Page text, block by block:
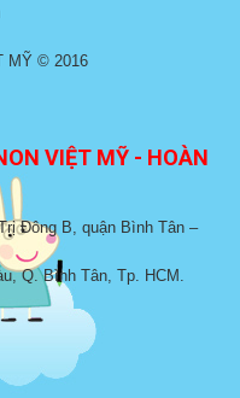
MỸ © 2016
VIỆT MỸ - HOÀN
Đông B, quận Bình Tân –
Q. Bình Tân, Tp. HCM.